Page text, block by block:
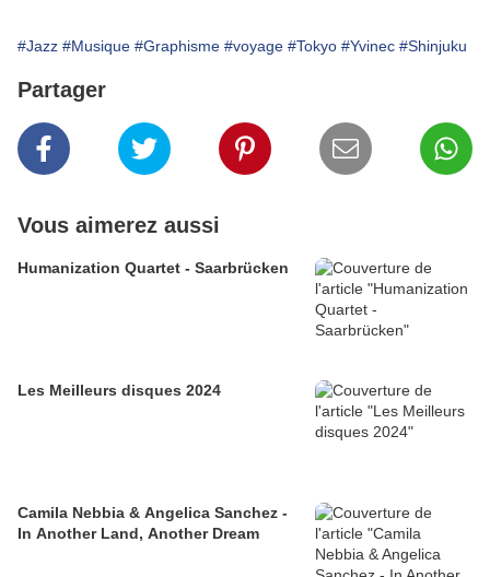
#Jazz #Musique #Graphisme #voyage #Tokyo #Yvinec #Shinjuku
Partager
Vous aimerez aussi
Humanization Quartet - Saarbrücken
Les Meilleurs disques 2024
Camila Nebbia & Angelica Sanchez -
In Another Land, Another Dream